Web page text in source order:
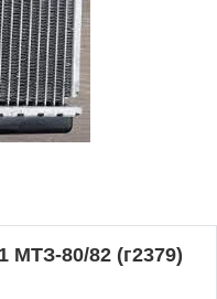
МТЗ-80/82 (г2379)